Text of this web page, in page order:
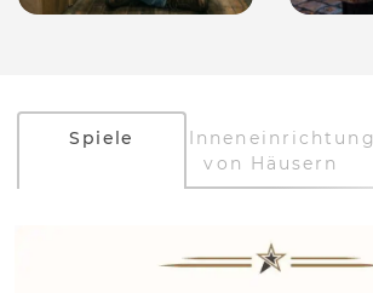
Spiele
Inneneinrichtung
von Häusern